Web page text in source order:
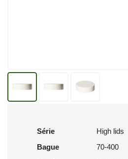
Série
High lids
Bague
70-400